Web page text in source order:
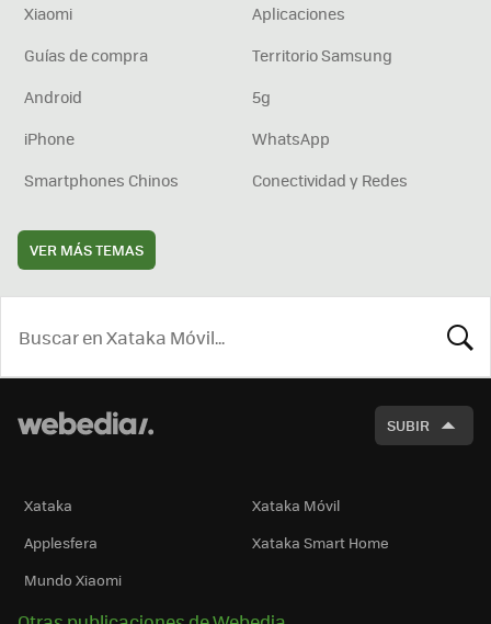
Xiaomi
Aplicaciones
Guías de compra
Territorio Samsung
Android
5g
iPhone
WhatsApp
Smartphones Chinos
Conectividad y Redes
VER MÁS TEMAS
SUBIR
Xataka
Xataka Móvil
Applesfera
Xataka Smart Home
Mundo Xiaomi